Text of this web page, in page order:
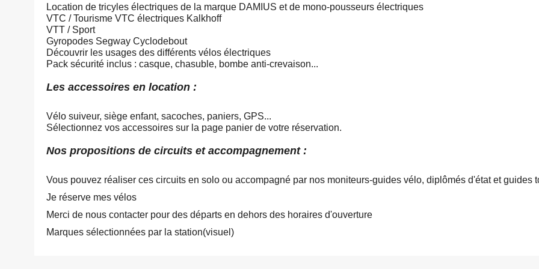
Location de tricyles électriques de la marque DAMIUS et de mono-pousseurs électriques
VTC / Tourisme VTC électriques Kalkhoff
VTT / Sport
Gyropodes Segway Cyclodebout
Découvrir les usages des différents vélos électriques
Pack sécurité inclus : casque, chasuble, bombe anti-crevaison...
Les accessoires en location :
Vélo suiveur, siège enfant, sacoches, paniers, GPS...
Sélectionnez vos accessoires sur la page panier de votre réservation.
Nos propositions de circuits et accompagnement :
Vous pouvez réaliser ces circuits en solo ou accompagné par nos moniteurs-guides vélo, diplômés d'état et guides
Je réserve mes vélos
Merci de nous contacter pour des départs en dehors des horaires d'ouverture
Marques sélectionnées par la station(visuel)